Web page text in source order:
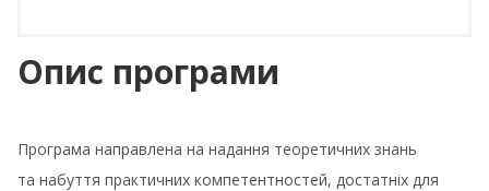
Опис програми
Програма направлена на надання теоретичних знань
та набуття практичних компетентностей, достатніх для